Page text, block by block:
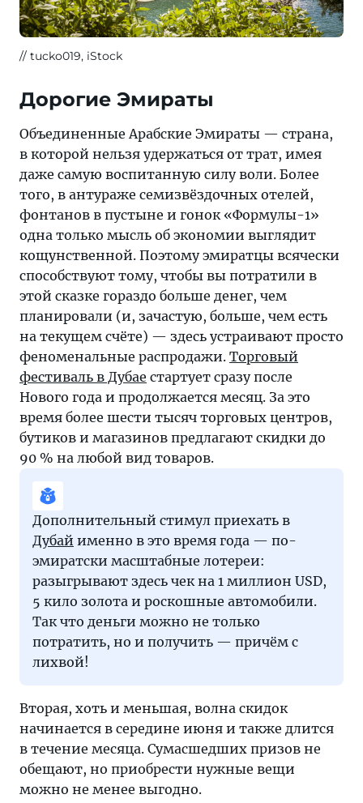
tucko019, iStock
Дорогие Эмираты
Объединенные Арабские Эмираты — страна,
в которой нельзя удержаться от трат, имея
даже самую воспитанную силу воли. Более
того, в антураже семизвёздочных отелей,
фонтанов в пустыне и гонок «Формулы-1»
одна только мысль об экономии выглядит
кощунственной. Поэтому эмиратцы всячески
способствуют тому, чтобы вы потратили в
этой сказке гораздо больше денег, чем
планировали (и, зачастую, больше, чем есть
на текущем счёте) — здесь устраивают просто
феноменальные распродажи. Торговый
фестиваль в Дубае стартует сразу после
Нового года и продолжается месяц. За это
время более шести тысяч торговых центров,
бутиков и магазинов предлагают скидки до
90 % на любой вид товаров.
Дополнительный стимул приехать в
Дубай именно в это время года — по-
эмиратски масштабные лотереи:
разыгрывают здесь чек на 1 миллион USD,
5 кило золота и роскошные автомобили.
Так что деньги можно не только
потратить, но и получить — причём с
лихвой!
Вторая, хоть и меньшая, волна скидок
начинается в середине июня и также длится
в течение месяца. Сумасшедших призов не
обещают, но приобрести нужные вещи
можно не менее выгодно.